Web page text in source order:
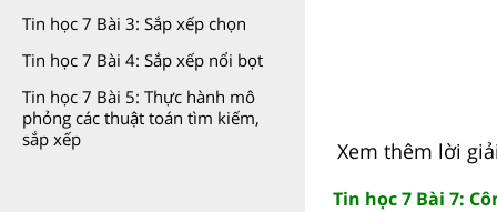
Tin học 7 Bài 3: Sắp xếp chọn
Tin học 7 Bài 4: Sắp xếp nổi bọt
Tin học 7 Bài 5: Thực hành mô
phỏng các thuật toán tìm kiếm,
sắp xếp
Xem thêm lời
Tin học 7 Bài 7: